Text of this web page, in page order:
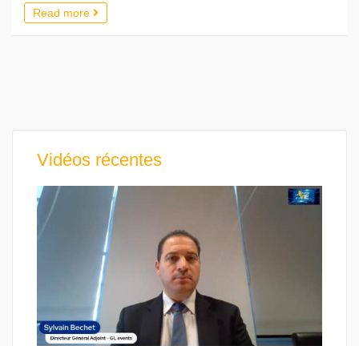
Read more
Vidéos récentes